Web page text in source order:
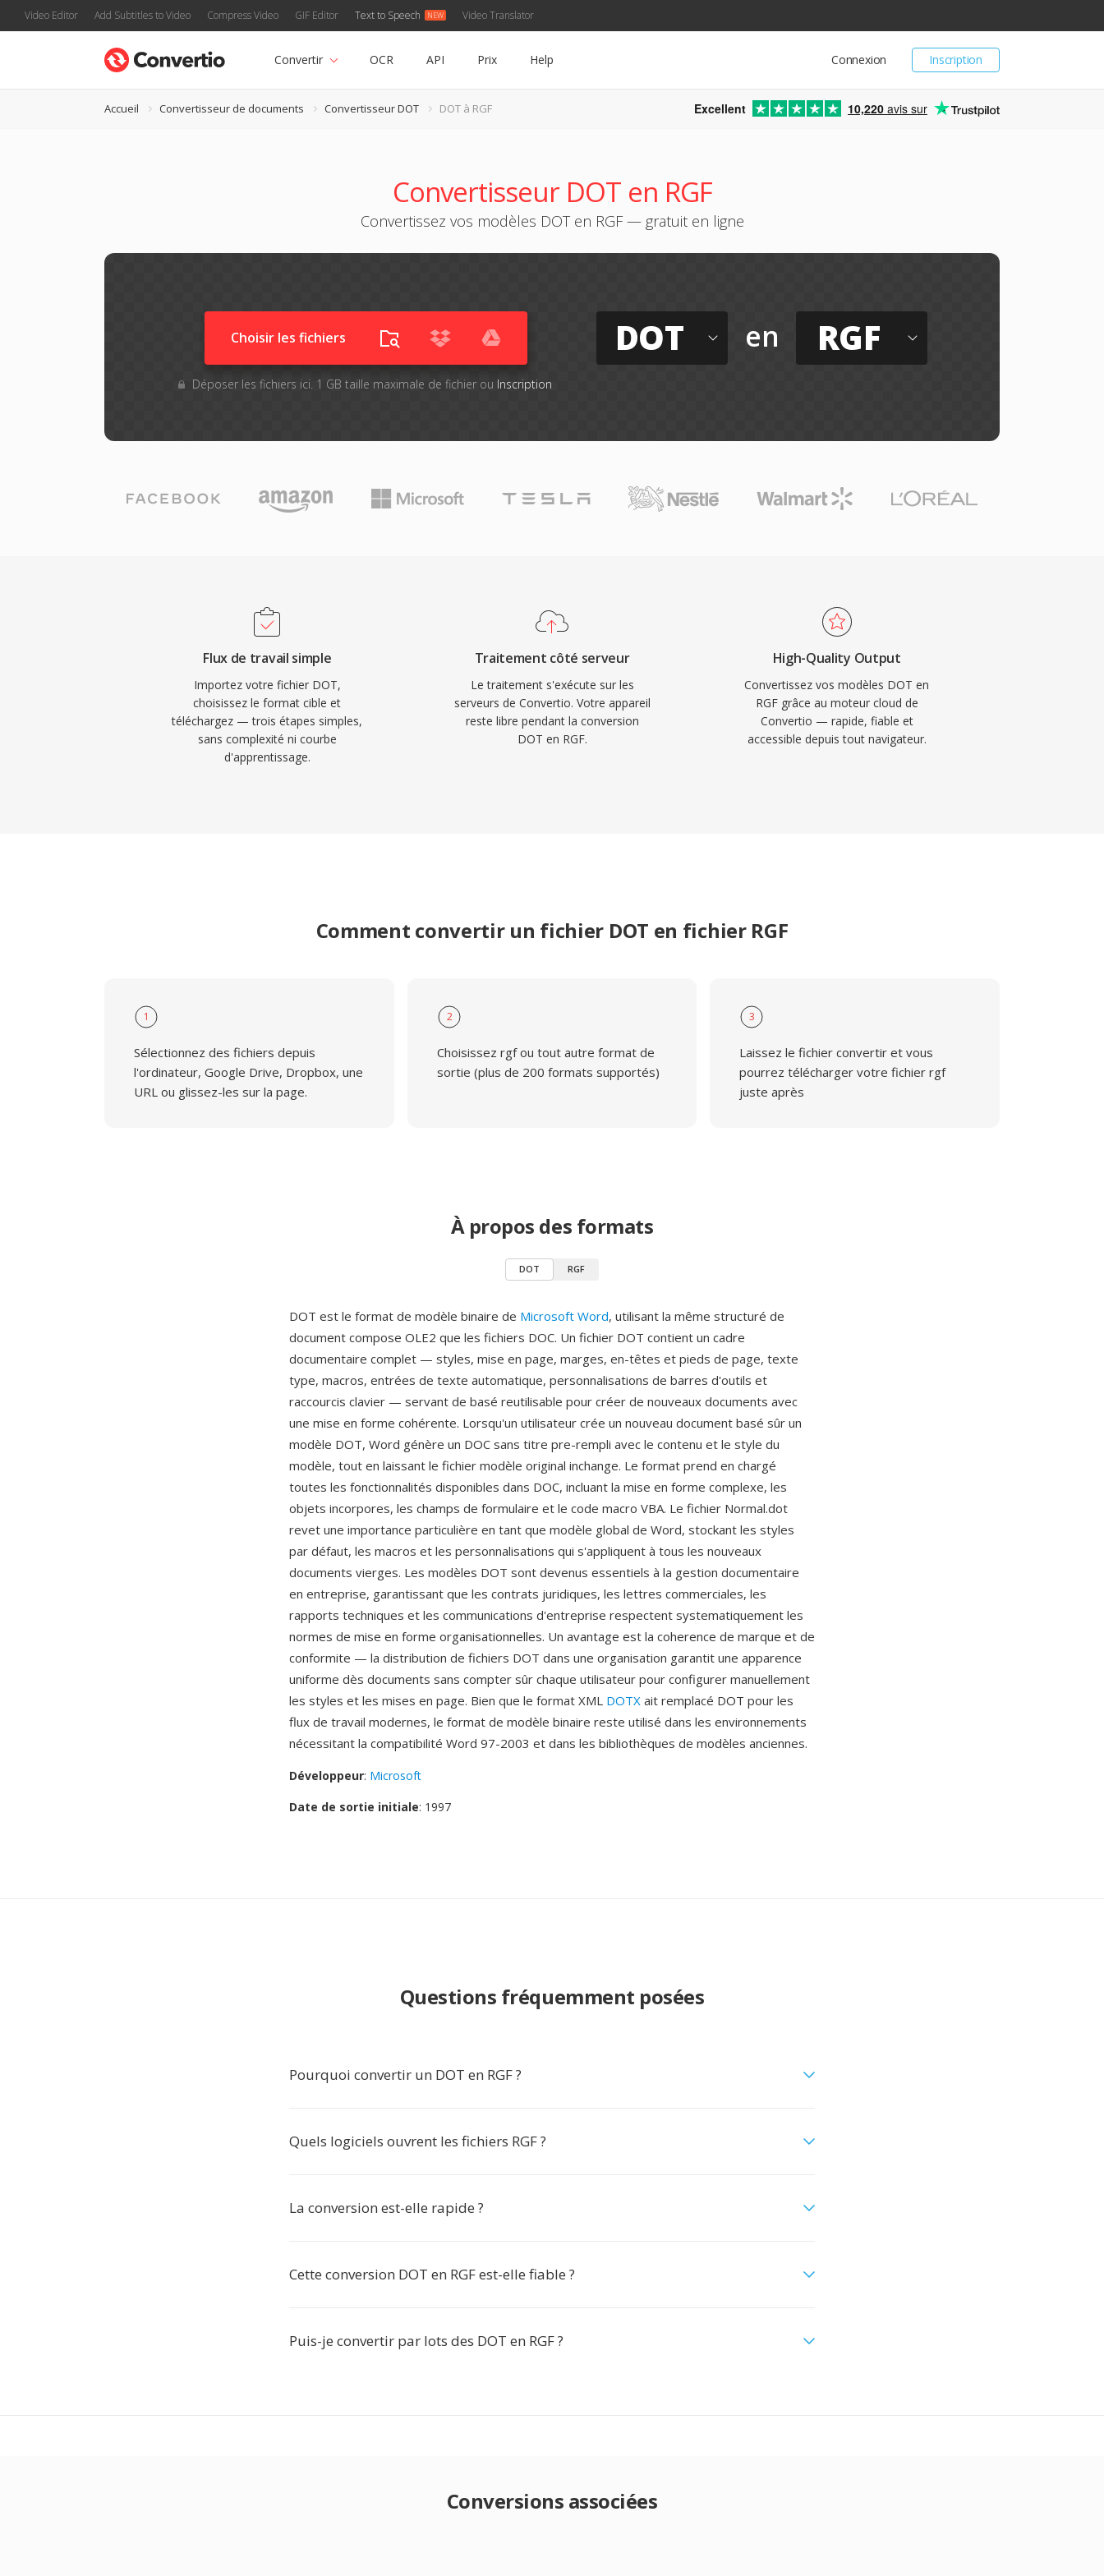
Video Editor Add Subtitles to Video Compress Video GIF Editor Text to Speech Video Translator
Inscription
Connexion
Convertir OCR API Prix Help
Accueil Convertisseur de documents Convertisseur DOT DOT à RGF Excellent 10,220 avis sur
Convertisseur DOT en RGF
Convertissez vos modèles DOT en RGF — gratuit en ligne
Choisir les fichiers
Déposer les fichiers ici. 1 GB taille maximale de fichier ou Inscription
DOT en RGF
Flux de travail simple
Importez votre fichier DOT,
choisissez le format cible et
téléchargez — trois étapes simples,
sans complexité ni courbe
d'apprentissage.
Traitement côté serveur
Le traitement s'exécute sur les
serveurs de Convertio. Votre appareil
reste libre pendant la conversion
DOT en RGF.
High-Quality Output
Convertissez vos modèles DOT en
RGF grâce au moteur cloud de
Convertio — rapide, fiable et
accessible depuis tout navigateur.
Comment convertir un fichier DOT en fichier RGF
1
Sélectionnez des fichiers depuis
l'ordinateur, Google Drive, Dropbox, une
URL ou glissez-les sur la page.
2
Choisissez rgf ou tout autre format de
sortie (plus de 200 formats supportés)
3
Laissez le fichier convertir et vous
pourrez télécharger votre fichier rgf
juste après
À propos des formats
DOT RGF
DOT est le format de modèle binaire de Microsoft Word, utilisant la même structuré de
document compose OLE2 que les fichiers DOC. Un fichier DOT contient un cadre
documentaire complet — styles, mise en page, marges, en-têtes et pieds de page, texte
type, macros, entrées de texte automatique, personnalisations de barres d'outils et
raccourcis clavier — servant de basé reutilisable pour créer de nouveaux documents avec
une mise en forme cohérente. Lorsqu'un utilisateur crée un nouveau document basé sûr un
modèle DOT, Word génère un DOC sans titre pre-rempli avec le contenu et le style du
modèle, tout en laissant le fichier modèle original inchange. Le format prend en chargé
toutes les fonctionnalités disponibles dans DOC, incluant la mise en forme complexe, les
objets incorpores, les champs de formulaire et le code macro VBA. Le fichier Normal.dot
revet une importance particulière en tant que modèle global de Word, stockant les styles
par défaut, les macros et les personnalisations qui s'appliquent à tous les nouveaux
documents vierges. Les modèles DOT sont devenus essentiels à la gestion documentaire
en entreprise, garantissant que les contrats juridiques, les lettres commerciales, les
rapports techniques et les communications d'entreprise respectent systematiquement les
normes de mise en forme organisationnelles. Un avantage est la coherence de marque et de
conformite — la distribution de fichiers DOT dans une organisation garantit une apparence
uniforme dès documents sans compter sûr chaque utilisateur pour configurer manuellement
les styles et les mises en page. Bien que le format XML DOTX ait remplacé DOT pour les
flux de travail modernes, le format de modèle binaire reste utilisé dans les environnements
nécessitant la compatibilité Word 97-2003 et dans les bibliothèques de modèles anciennes.
Développeur: Microsoft
Date de sortie initiale: 1997
Questions fréquemment posées
Pourquoi convertir un DOT en RGF ?
Quels logiciels ouvrent les fichiers RGF ?
La conversion est-elle rapide ?
Cette conversion DOT en RGF est-elle fiable ?
Puis-je convertir par lots des DOT en RGF ?
Conversions associées